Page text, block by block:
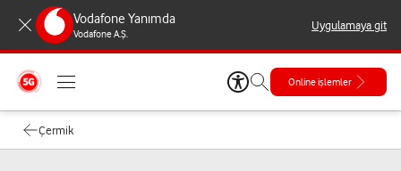
Vodafone Yanımda
Vodafone A.Ş.
Uygulamaya git
Online işlemler
Çermik